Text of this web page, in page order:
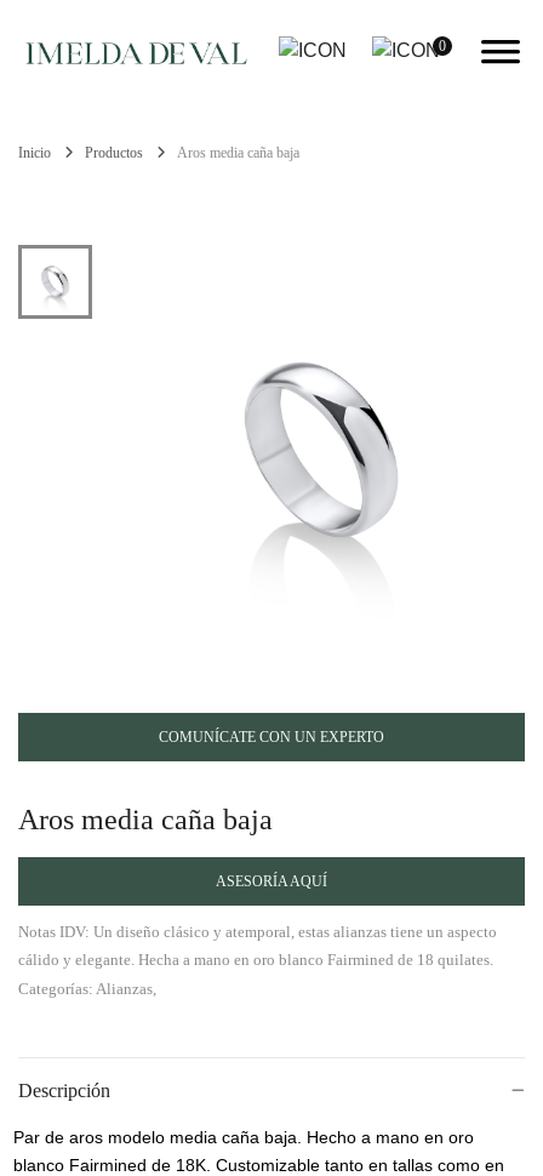
0
Inicio Productos Aros media caña baja
COMUNÍCATE CON UN EXPERTO
Aros media caña baja
ASESORÍA AQUÍ
Notas IDV: Un diseño clásico y atemporal, estas alianzas tiene un aspecto
cálido y elegante. Hecha a mano en oro blanco Fairmined de 18 quilates.
Categorías: Alianzas,
Descripción
Par de aros modelo media caña baja. Hecho a mano en oro
blanco Fairmined de 18K. Customizable tanto en tallas como en